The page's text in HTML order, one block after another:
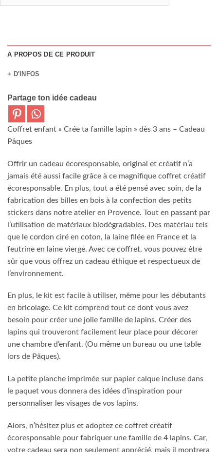
A PROPOS DE CE PRODUIT
+ D'INFOS
Partage ton idée cadeau
Coffret enfant « Crée ta famille lapin » dès 3 ans – Cadeau
Pâques
Offrir un cadeau écoresponsable, original et créatif n’a
jamais été aussi facile grâce à ce magnifique coffret créatif
écoresponsable. En plus, tout a été pensé avec soin, de la
fabrication des billes en bois à la confection des petits
stickers dans notre atelier en Provence. Tout en passant par
l’utilisation de matériaux biodégradables. Des matériau tels
que le cordon ciré en coton, la laine filée en France et la
feutrine en laine vierge. Avec ce coffret, vous pouvez être
sûr que vous offrez un cadeau éthique et respectueux de
l’environnement.
En plus, le kit est facile à utiliser, même pour les débutants
en bricolage. Ce kit comprend tout ce dont vous avez
besoin pour créer une jolie famille de lapins. Créer des
lapins qui trouveront facilement leur place pour décorer
une chambre d’enfant. (Ou même un bureau ou une table
lors de Pâques).
La petite planche imprimée sur papier calque incluse dans
le paquet vous donnera des idées d’inspiration pour
personnaliser les visages de vos lapins.
Alors, n’hésitez plus et adoptez ce coffret créatif
écoresponsable pour fabriquer une famille de 4 lapins. Car,
votre cadeau sera non seulement apprécié, mais il montrera